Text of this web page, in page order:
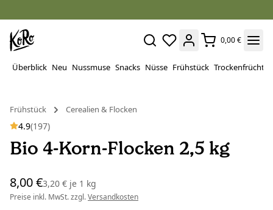
0,00 €
Überblick Neu Nussmuse Snacks Nüsse Frühstück Trockenfrüchte
Frühstück
Cerealien & Flocken
4.9(197)
Bio 4-Korn-Flocken 2,5 kg
8,00 €3,20 € je 1 kg
Preise inkl. MwSt. zzgl.Versandkosten